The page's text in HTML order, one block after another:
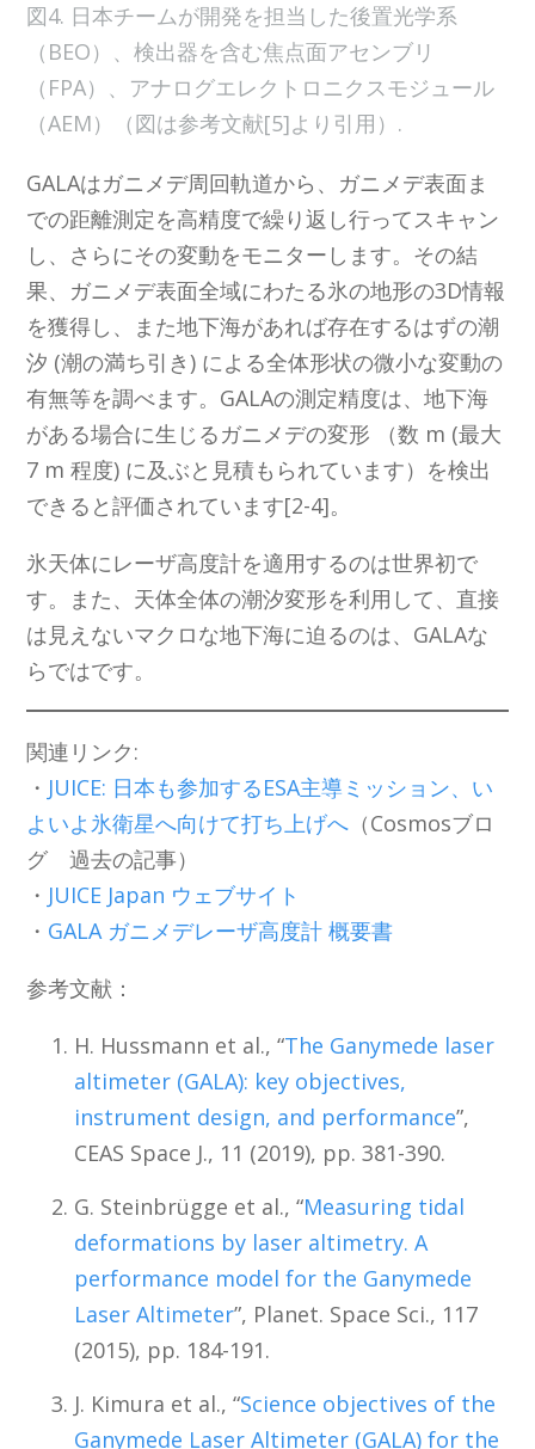
図4. 日本チームが開発を担当した後置光学系
（BEO）、検出器を含む焦点面アセンブリ
（FPA）、アナログエレクトロニクスモジュール
（AEM）（図は参考文献[5]より引用）.
GALAはガニメデ周回軌道から、ガニメデ表面ま
での距離測定を高精度で繰り返し行ってスキャン
し、さらにその変動をモニターします。その結
果、ガニメデ表面全域にわたる氷の地形の3D情報
を獲得し、また地下海があれば存在するはずの潮
汐 (潮の満ち引き) による全体形状の微小な変動の
有無等を調べます。GALAの測定精度は、地下海
がある場合に生じるガニメデの変形 （数 m (最大
7 m 程度) に及ぶと見積もられています）を検出
できると評価されています[2-4]。
氷天体にレーザ高度計を適用するのは世界初で
す。また、天体全体の潮汐変形を利用して、直接
は見えないマクロな地下海に迫るのは、GALAな
らではです。
関連リンク:
・ JUICE: 日本も参加するESA主導ミッション、い
よいよ氷衛星へ向けて打ち上げへ（Cosmosブロ
グ 過去の記事）
・ JUICE Japan ウェブサイト
・ GALA ガニメデレーザ高度計 概要書
参考文献：
H. Hussmann et al., “The Ganymede laser
altimeter (GALA): key objectives,
instrument design, and performance”,
CEAS Space J., 11 (2019), pp. 381-390.
G. Steinbrügge et al., “Measuring tidal
deformations by laser altimetry. A
performance model for the Ganymede
Laser Altimeter”, Planet. Space Sci., 117
(2015), pp. 184-191.
J. Kimura et al., “Science objectives of the
Ganymede Laser Altimeter (GALA) for the